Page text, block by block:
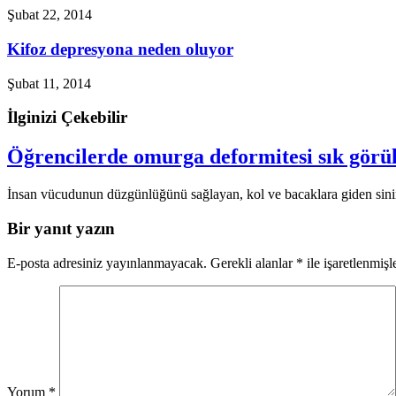
Şubat 22, 2014
Kifoz depresyona neden oluyor
Şubat 11, 2014
İlginizi Çekebilir
Öğrencilerde omurga deformitesi sık
İnsan vücudunun düzgünlüğünü sağlayan, kol ve bacaklara giden
Bir yanıt yazın
E-posta adresiniz yayınlanmayacak. Gerekli alanlar * ile
Yorum *